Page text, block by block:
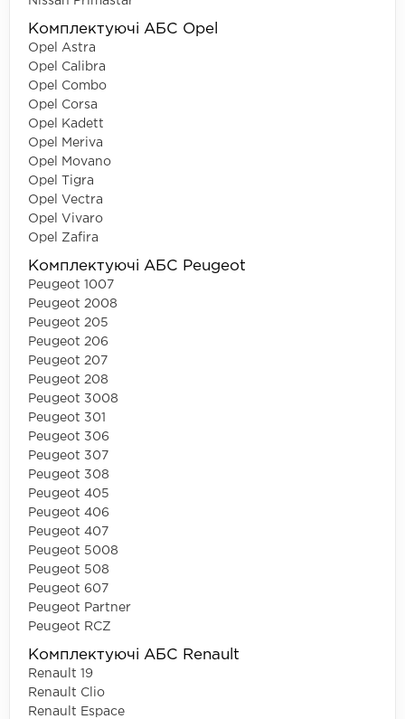
Комплектуючі АБС Opel
Opel Astra
Opel Calibra
Opel Combo
Opel Corsa
Opel Kadett
Opel Meriva
Opel Movano
Opel Tigra
Opel Vectra
Opel Vivaro
Opel Zafira
Комплектуючі АБС Peugeot
Peugeot 1007
Peugeot 2008
Peugeot 205
Peugeot 206
Peugeot 207
Peugeot 208
Peugeot 3008
Peugeot 301
Peugeot 306
Peugeot 307
Peugeot 308
Peugeot 405
Peugeot 406
Peugeot 407
Peugeot 5008
Peugeot 508
Peugeot 607
Peugeot Partner
Peugeot RCZ
Комплектуючі АБС Renault
Renault 19
Renault Clio
Renault Espace